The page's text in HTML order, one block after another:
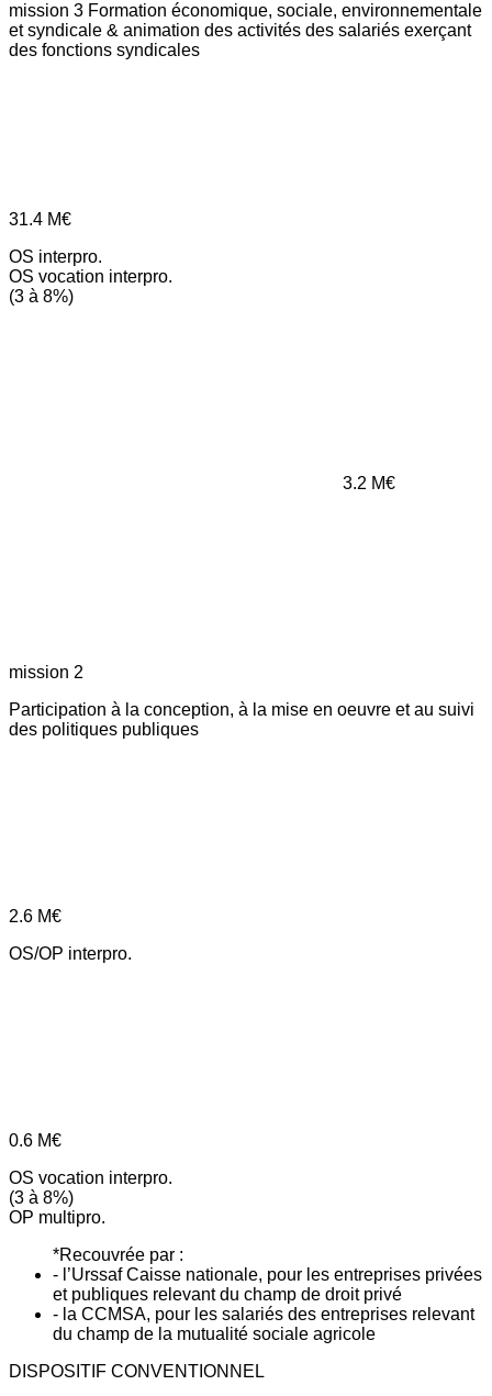
mission 3 Formation économique, sociale, environnementale
et syndicale & animation des activités des salariés exerçant
des fonctions syndicales
31.4 M€
OS interpro.
OS vocation interpro.
(3 à 8%)
3.2 M€
mission 2
Participation à la conception, à la mise en oeuvre et au suivi
des politiques publiques
2.6 M€
OS/OP interpro.
0.6 M€
OS vocation interpro.
(3 à 8%)
OP multipro.
*Recouvrée par :
- l’Urssaf Caisse nationale, pour les entreprises privées
et publiques relevant du champ de droit privé
- la CCMSA, pour les salariés des entreprises relevant
du champ de la mutualité sociale agricole
DISPOSITIF CONVENTIONNEL